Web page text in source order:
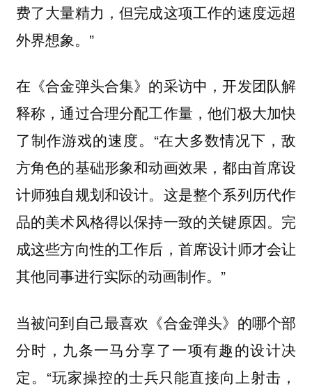
费了大量精力，但完成这项工作的速度远超
外界想象。”
在《合金弹头合集》的采访中，开发团队解
释称，通过合理分配工作量，他们极大加快
了制作游戏的速度。“在大多数情况下，敌
方角色的基础形象和动画效果，都由首席设
计师独自规划和设计。这是整个系列历代作
品的美术风格得以保持一致的关键原因。完
成这些方向性的工作后，首席设计师才会让
其他同事进行实际的动画制作。”
当被问到自己最喜欢《合金弹头》的哪个部
分时，九条一马分享了一项有趣的设计决
定。“玩家操控的士兵只能直接向上射击，